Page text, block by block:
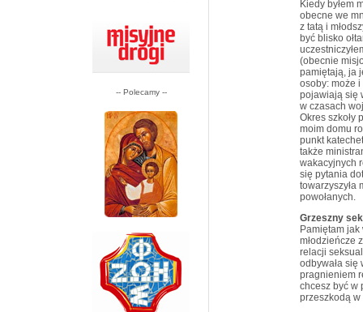
-- Polecamy --
Kiedy byłem
obecne we
z tatą i
być blisko
(obecnie
pamiętają, ja
osoby: może
pojawiają się
w czasach
Okres szkoły
moim domu
punkt
także
wakacyjnych
się pytania
towarzyszyła
powołanych.
Grzeszny
Pamiętam jak
młodzieńcze
relacji
odbywała
pragnieniem
chcesz być w
przeszkodą